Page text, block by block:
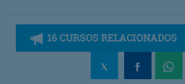
16 CURSOS RELACIONADOS